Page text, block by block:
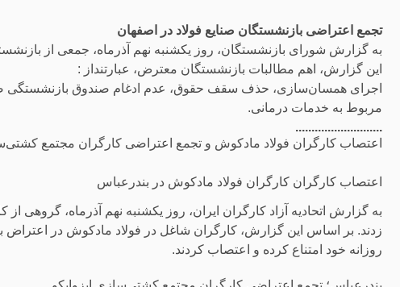
تجمع اعتراضی بازنشستگان صنایع فولاد در اصفهان
به گزارش شورای بازنشستگان، روز یکشنبه نهم آذرماە، جمعی از
این گزارش، اهم مطالبات بازنشستگان معترض، عبارتنداز :
اجرای همسان‌سازی، حذف سقف حقوق، عدم ادغام صندوق بازنشستگی
مربوط به خدمات درمانی.
...........................
اعتصاب کارگران فولاد مادکوش و تجمع اعتراضی کارگران مجتمع
اعتصاب کارگران کارگران فولاد مادکوش در بندرعباس
به گزارش اتحادیه آزاد کارگران ایران، روز یکشنبه نهم آذرماه،
زدند. بر اساس این گزارش، کارگران شاغل در فولاد مادکوش در اعتراض
روزانه خود امتناع کرده و اعتصاب کردند.